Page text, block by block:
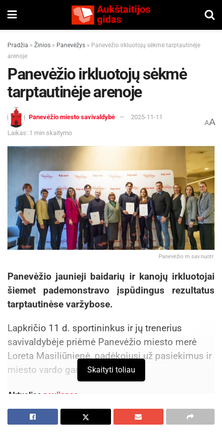
Pradžia » Žinios » Panevėžys » Panevėžio irkluotojų sėkmė tarptautinėje
arenoje
Panevėžio irkluotojų sėkmė
tarptautinėje arenoje
Panevėžio miesto savivaldybė 2025-11-11
Laikas: 1 min skaitymo
AA
Panevėžio m.sav.nuotr.
Panevėžio jaunieji baidarių ir kanojų irkluotojai
šiemet pademonstravo įspūdingus rezultatus
tarptautinėse varžybose.
Lapkričio 11 d. sportininkus ir jų trenerius
savivaldybėje priėmė Panevėžio miesto merė
Loreta Masiliūnienė, padėkojusi už pasiekimus ir
miesto vardo garsinimą.
Aktualios naujienos
Rugsėjo 11–13 dienomis Panevėžys švęs 523-
Skaityti toliau